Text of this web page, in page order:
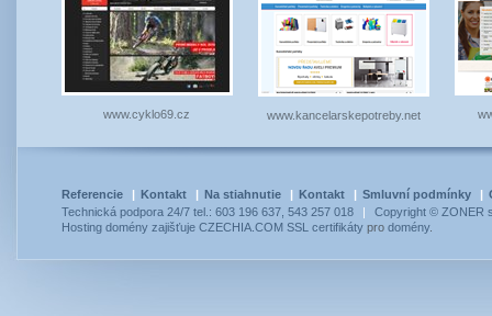
www.cyklo69.cz www.kancelarskepotreby.net
Referencie | Kontakt | Na stiahnutie | Kontakt | Smluvní podmínky |
Technická podpora 24/7 tel.: 603 196 637, 543 257 018
|
Copyright © ZONER
Hosting domény zajišťuje CZECHIA.COM SSL certifikáty pro domény.